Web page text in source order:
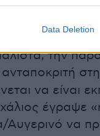
Data Deletion
την
ανταποκριτή
να είναι
έγραψε
να